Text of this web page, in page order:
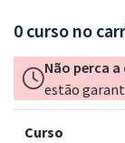
0 curso no
Não perca a
estão
Curso